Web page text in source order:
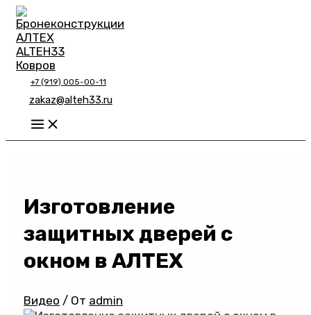
Перейти
содержимому
+7 (919) 005-00-11
zakaz@alteh33.ru
Main
Menu
Изготовление
защитных дверей с
окном в АЛТЕХ
Видео / От admin